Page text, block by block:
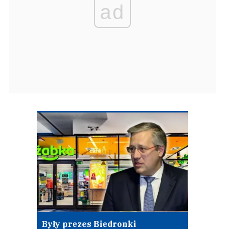
ad
Były prezes Biedronki